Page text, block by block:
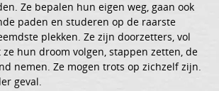
Ze bepalen hun eigen weg, gaan ook
paden en studeren op de raarste
plekken. Ze zijn doorzetters, vol
hun droom volgen, stappen zetten, de
nemen. Ze mogen trots op zichzelf zijn.
geval.